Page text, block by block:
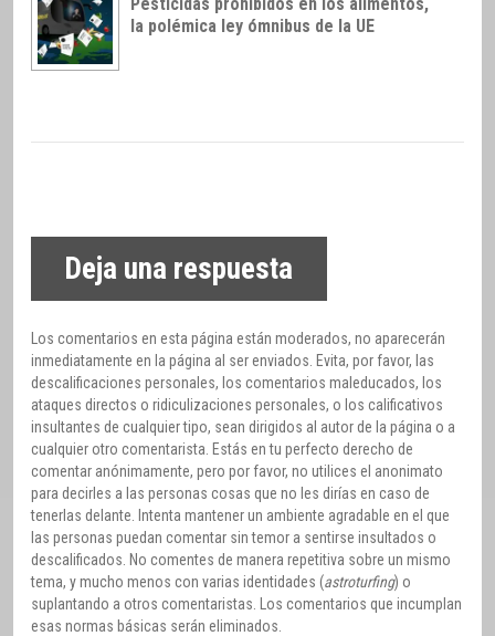
Pesticidas prohibidos en los alimentos,
la polémica ley ómnibus de la UE
Deja una respuesta
Los comentarios en esta página están moderados, no aparecerán
inmediatamente en la página al ser enviados. Evita, por favor, las
descalificaciones personales, los comentarios maleducados, los
ataques directos o ridiculizaciones personales, o los calificativos
insultantes de cualquier tipo, sean dirigidos al autor de la página o a
cualquier otro comentarista. Estás en tu perfecto derecho de
comentar anónimamente, pero por favor, no utilices el anonimato
para decirles a las personas cosas que no les dirías en caso de
tenerlas delante. Intenta mantener un ambiente agradable en el que
las personas puedan comentar sin temor a sentirse insultados o
descalificados. No comentes de manera repetitiva sobre un mismo
tema, y mucho menos con varias identidades (astroturfing) o
suplantando a otros comentaristas. Los comentarios que incumplan
esas normas básicas serán eliminados.